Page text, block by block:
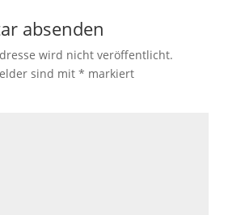
absenden
wird nicht veröffentlicht.
sind mit * markiert